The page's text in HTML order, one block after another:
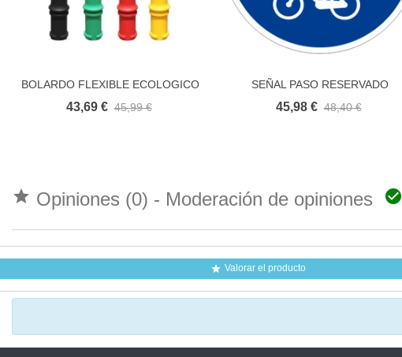
Añadir al carrito
BOLARDO FLEXIBLE ECOLOGICO
FIJO
43,69 € 45,99 €
Añadir al carrito
SEÑAL PASO RESERVADO
OBLIGATORIO PATINETES Y
45,98 € 48,40 €
 Opiniones (0) - Moderación de opiniones 
 Valorar el producto